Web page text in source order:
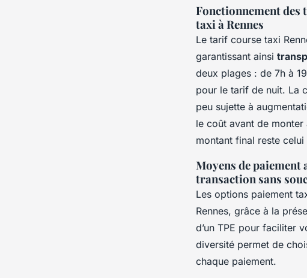
Fonctionnement des
taxi à Rennes
Le tarif course taxi
garantissant ainsi
deux plages : de 7h à
pour le tarif de nuit. La
peu sujette à
le coût avant de
montant final reste
Moyens de paiement
transaction sans
Les options paiement
Rennes, grâce à la
d’un TPE pour faciliter
diversité permet de
chaque paiement.